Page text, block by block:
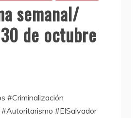
semanal/
de octubre
#Criminalización
#Autoritarismo #ElSalvador